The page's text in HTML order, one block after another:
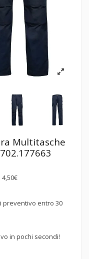
Multitasche
4,50€
preventivo entro 30
in pochi secondi!